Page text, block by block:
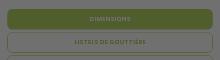
DIMENSIONS
LISTELS DE GOUTTIÈRE